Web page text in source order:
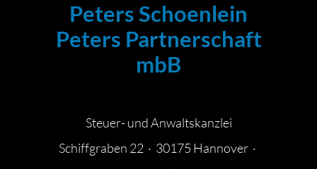
Peters Schoenlein
Peters Partnerschaft
mbB
Steuer- und Anwaltskanzlei
Schiffgraben 22 · 30175 Hannover ·